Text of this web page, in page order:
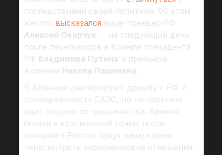
последствиями своей политики. Об этом
жестко высказался вице-премьер РФ
Алексей Оверчук — на следующий день
после переговоров в Кремле президента
РФ Владимира Путина и премьера
Армении Никола Пашиняна.
В Армении декларируют дружбу с РФ и
приверженность ЕАЭС, но на практике
идет подрыв сотрудничества. Армяне
близки к критической точке, после
которой в России будут вынуждены
пересмотреть экономические отношения.